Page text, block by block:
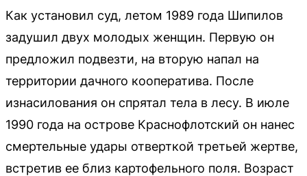
Как установил суд, летом 1989 года Шипилов
задушил двух молодых женщин. Первую он
предложил подвезти, на вторую напал на
территории дачного кооператива. После
изнасилования он спрятал тела в лесу. В июле
1990 года на острове Краснофлотский он нанес
смертельные удары отверткой третьей жертве,
встретив ее близ картофельного поля. Возраст